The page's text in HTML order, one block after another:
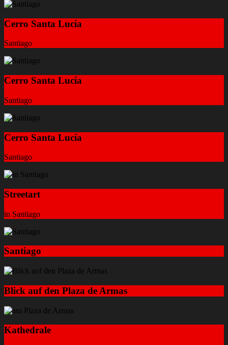
Cerro Santa Lucía
Santiago
Cerro Santa Lucía
Santiago
Cerro Santa Lucía
Santiago
Streetart
in Santiago
Santiago
Blick auf den Plaza de Armas
Kathedrale